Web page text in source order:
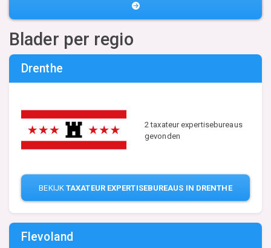
Blader per regio
Drenthe
2 taxateur expertisebureaus
gevonden
BEKIJKTAXATEUR EXPERTISEBUREAUS IN DRENTHE
Flevoland